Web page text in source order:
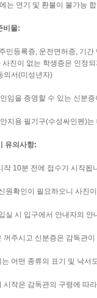
는 연기 및 환불이 불가능
비물:
민등록증, 운전면허증, 기
사진이 없는 학생증은 인정
의서(미성년자)
임을 증명할 수 있는 신분
지용 필기구(수성싸인펜)
유의사항:
작 10분 전에 접수가 시작됩
원확인이 필요하오니 사진
실 시 입구에서 안내자의
꺼주시고 신분증은 감독관
어떤 종류의 표기 및 낙서
시작은 감독관의 구령에 따